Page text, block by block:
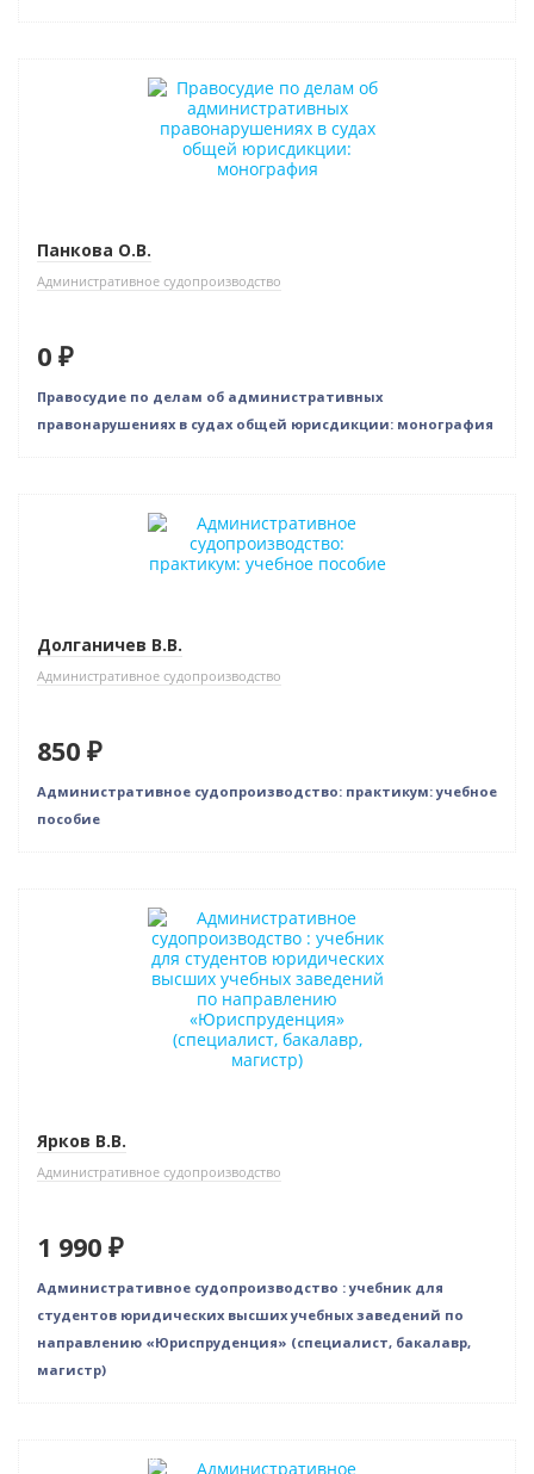
Панкова О.В.
Административное судопроизводство
0 ₽
Правосудие по делам об административных
правонарушениях в судах общей юрисдикции: монография
Долганичев В.В.
Административное судопроизводство
850 ₽
Админиcтративное судопроизводство: практикум: учебное
пособие
Ярков В.В.
Административное судопроизводство
1 990 ₽
Административное судопроизводство : учебник для
студентов юридических высших учебных заведений по
направлению «Юриспруденция» (специалист, бакалавр,
магистр)
Нет в наличии